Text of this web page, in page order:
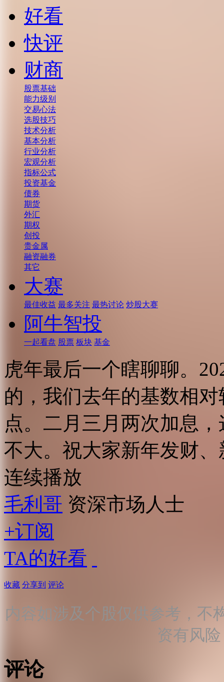
好看
快评
财商
股票基础
能力级别
交易心法
选股技巧
技术分析
基本分析
行业分析
宏观分析
指标公式
投资基金
债券
期货
外汇
期权
创投
贵金属
融资融券
其它
大赛
最佳收益 最多关注 最热讨论 炒股大赛
阿牛智投
一起看盘 股票 板块 基金
虎年最后一个瞎聊聊。
的，我们去年的基数相
点。二月三月两次加息
不大。祝大家新年发财
连续播放
毛利哥 资深市场人士
+订阅
TA的好看
收藏 分享到 评论
内容如涉及个股仅供参考，不
资有风
评论